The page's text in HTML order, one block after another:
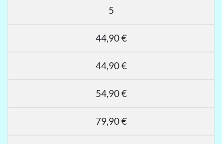
5
44,90 €
44,90 €
54,90 €
79,90 €